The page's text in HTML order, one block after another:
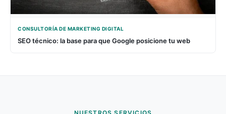
CONSULTORÍA DE MARKETING DIGITAL
SEO técnico: la base para que Google posicione tu web